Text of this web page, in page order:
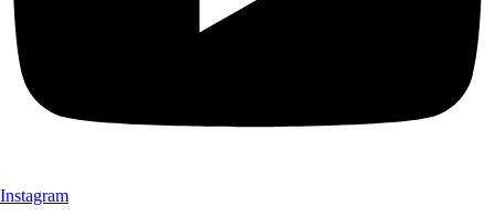
Instagram